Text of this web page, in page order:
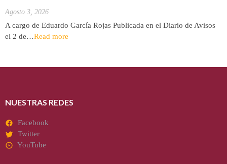
Agosto 3, 2026
A cargo de Eduardo García Rojas Publicada en el Diario de Avisos
el 2 de…Read more
NUESTRAS REDES
Facebook
Twitter
YouTube